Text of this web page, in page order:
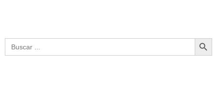
Buscar: Botón de